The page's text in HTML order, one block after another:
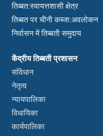
तिब्बत:स्वायत्तशासी क्षेत्र
तिब्बत पर चीनी कब्जा:अवलोकन
निर्वासन में तिब्बती समुदाय
केंद्रीय तिब्बती प्रशासन
संविधान
नेतृत्व
न्यायपालिका
विधायिका
कार्यपालिका